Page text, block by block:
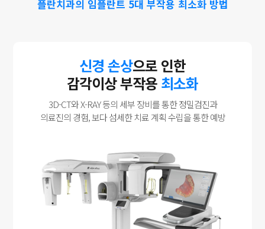
플란치과의 임플란트 5대 부작용 최소화 방법
신경 손상으로 인한
감각이상 부작용 최소화
3D-CT와 X-RAY 등의 세부 장비를 통한 정밀검진과
의료진의 경험, 보다 섬세한 치료 계획 수립을 통한 예방